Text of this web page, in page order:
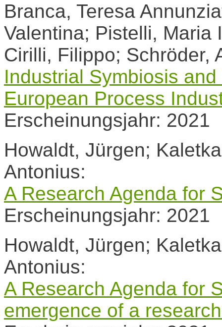
Branca, Teresa
Valentina; Pistelli, Maria
Cirilli, Filippo; Schröder,
Industrial Symbiosis
European Process
Erscheinungsjahr: 2021
Howaldt, Jürgen;
Antonius:
A Research Agenda for
Erscheinungsjahr: 2021
Howaldt, Jürgen;
Antonius:
A Research Agenda for
emergence of a